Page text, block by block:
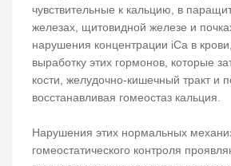
чувствительные к кальцию, в
железах, щитовидной железе и
нарушения концентрации iCa в
выработку этих гормонов, которые
кости, желудочно-кишечный тракт и
восстанавливая гомеостаз кальция.
Нарушения этих нормальных
гомеостатического контроля